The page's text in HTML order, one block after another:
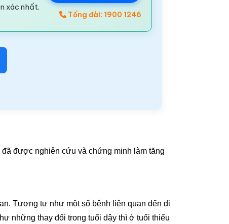
xác nhất.
Tổng đài: 1900 1246
được nghiên cứu và chứng minh làm tăng
Tương tự như một số bệnh liên quan đến di
những thay đổi trong tuổi dậy thì ở tuổi thiếu